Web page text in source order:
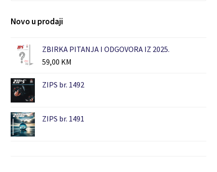
Novo u prodaji
ZBIRKA PITANJA I ODGOVORA IZ 2025.
59,00 KM
ZIPS br. 1492
ZIPS br. 1491